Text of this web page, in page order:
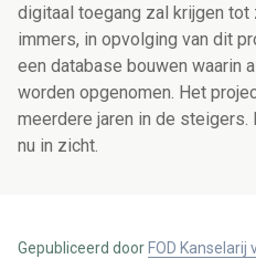
digitaal toegang zal krijgen tot
immers, in opvolging van dit
een database bouwen waarin
worden opgenomen. Het
meerdere jaren in de
nu in zicht.
Gepubliceerd door FOD